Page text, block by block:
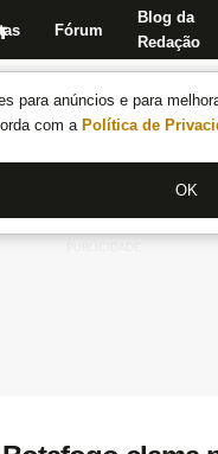
para anúncios e para
com a Política de
OK
Fórum
Blog da
Redação